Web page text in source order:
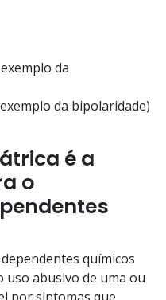
da
da bipolaridade)
é a
o
químicos
uso abusivo de uma ou